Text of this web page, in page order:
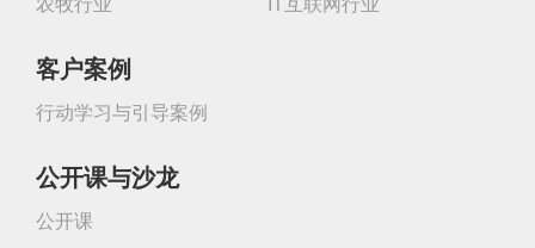
客户案例
行动学习与引导案例
公开课与沙龙
公开课